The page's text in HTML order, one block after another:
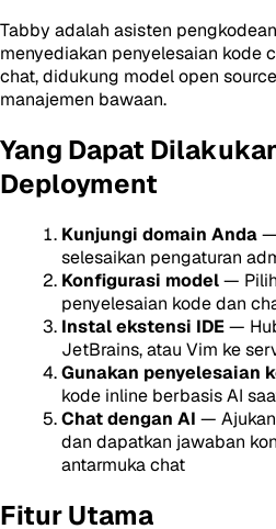
Tabby adalah asisten
menyediakan penyelesaian kode
chat, didukung model open
manajemen bawaan.
Yang Dapat
Deployment
Kunjungi domain Anda—
selesaikan pengaturan
Konfigurasi model—
penyelesaian kode dan
Instal ekstensi IDE—
JetBrains, atau Vim ke
Gunakan penyelesaian
kode inline berbasis AI
Chat dengan AI —
dan dapatkan jawaban
antarmuka chat
Fitur Utama